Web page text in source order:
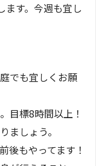
ます。今週も宜し
でも宜しくお願
目標8時間以上！
ましょう。
もやってます！